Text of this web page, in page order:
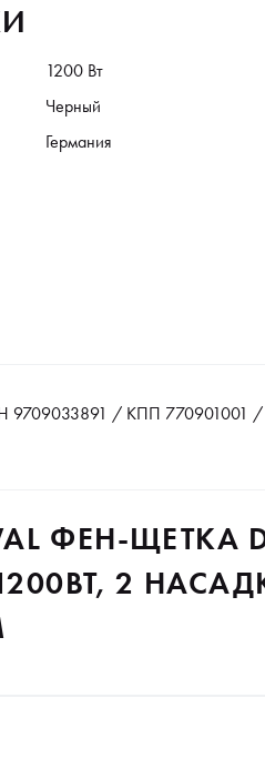
1200 Вт
Черный
Германия
/ КПП 770901001 /
ФЕН-ЩЕТКА
2